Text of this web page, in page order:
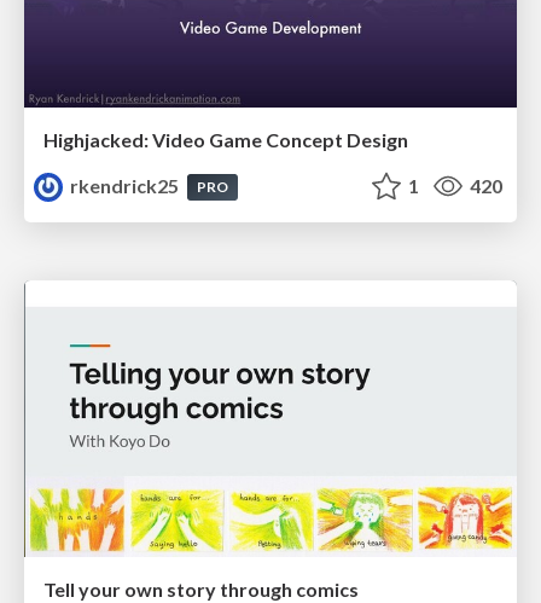
Highjacked: Video Game Concept Design
rkendrick25
PRO 1 420
Tell your own story through comics